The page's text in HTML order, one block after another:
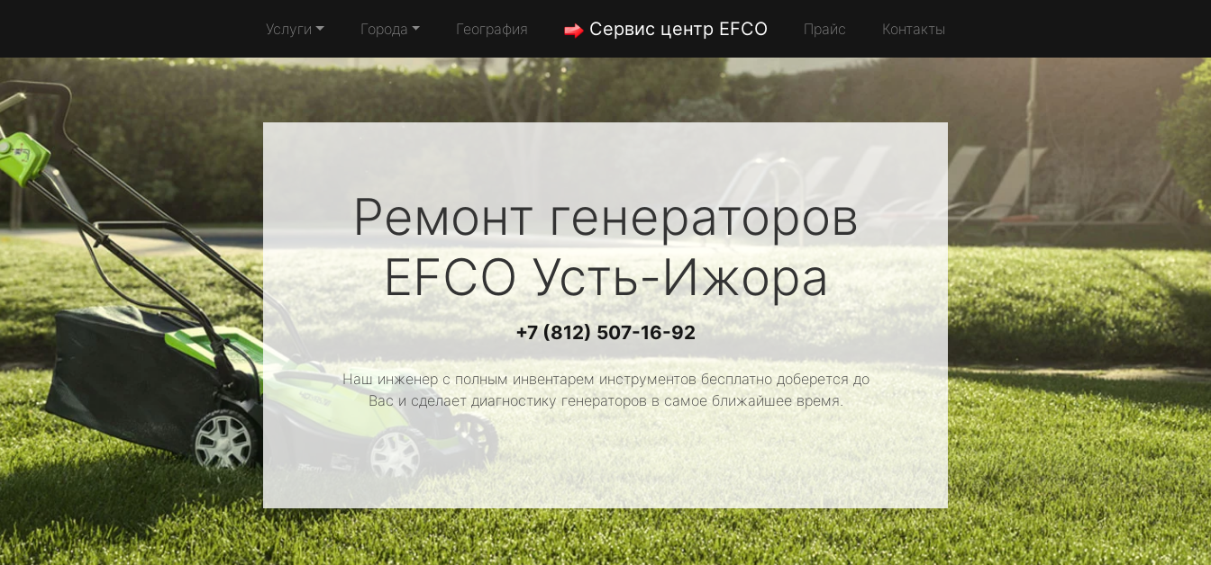
Услуги Города География Сервис центр EFCO Прайс Контакты
Ремонт генераторов
EFCOУсть-Ижора
+7 (812) 507-16-92
Наш инженер с полным инвентарем инструментов бесплатно доберется до
Вас и сделает диагностику генераторов в самое ближайшее время.